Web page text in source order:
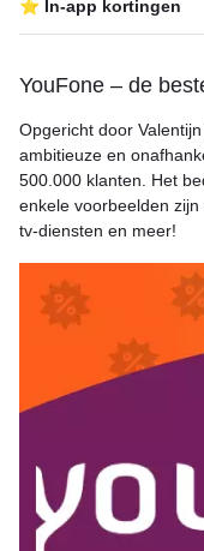
⭐ In-app kortingen
YouFone – de
Opgericht door
ambitieuze en
500.000 klanten. Het
enkele voorbeelden
tv-diensten en meer!